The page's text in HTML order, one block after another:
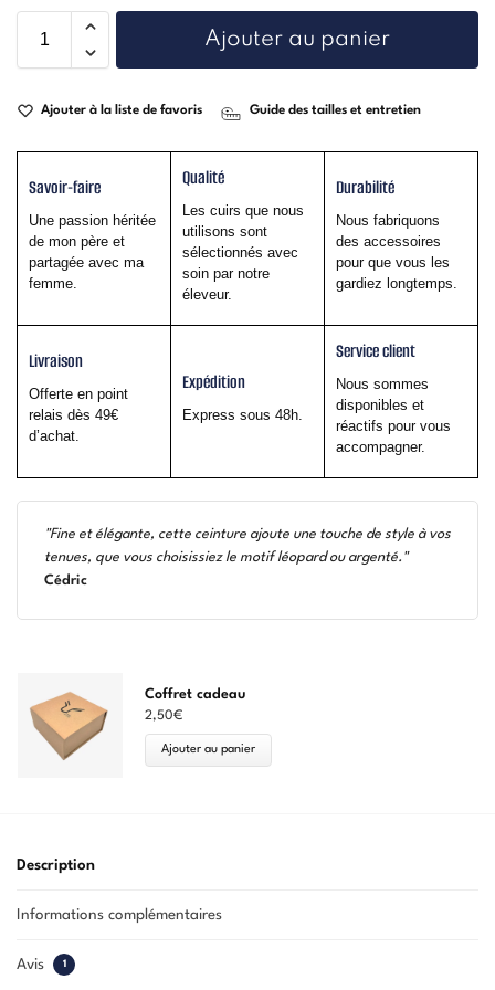
Ajouter au panier
Ajouter à la liste de favoris Guide des tailles et entretien
Savoir-faire
Une passion héritée
de mon père et
partagée avec ma
femme.
Qualité
Les cuirs que nous
utilisons sont
sélectionnés avec
soin par notre
éleveur.
Durabilité
Nous fabriquons
des accessoires
pour que vous les
gardiez longtemps.
Livraison
Offerte en point
relais dès 49€
d’achat.
Expédition
Express sous 48h.
Service client
Nous sommes
disponibles et
réactifs pour vous
accompagner.
"Fine et élégante, cette ceinture ajoute une touche de style à vos
tenues, que vous choisissiez le motif léopard ou argenté."
Cédric
Coffret cadeau
2,50€
Ajouter au panier
Description
Informations complémentaires
Avis 1